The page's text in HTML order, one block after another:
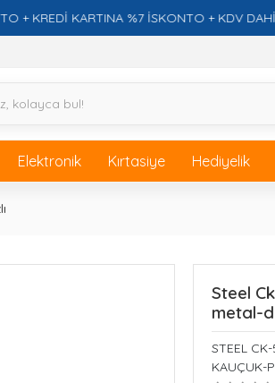
KARTINA %7 İSKONTO + KDV DAHİL
Elektronik Kırtasiye Hediyelik
Steel
metal-
STEEL
KAUÇUK-